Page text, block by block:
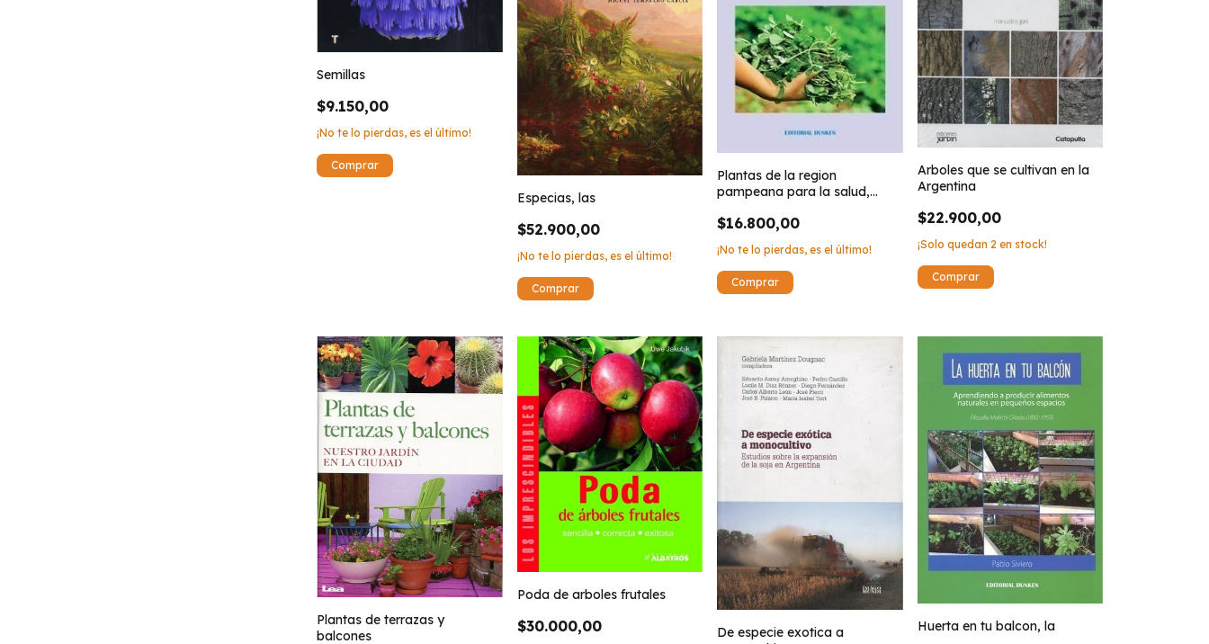
Semillas
$9.150,00
¡No te lo pierdas, es el último!
Especias, las
$52.900,00
¡No te lo pierdas, es el último!
Plantas de la region
pampeana para la salud,
$16.800,00
¡No te lo pierdas, es el último!
Arboles que se cultivan en la
Argentina
$22.900,00
¡Solo quedan 2 en stock!
Plantas de terrazas y
balcones
Poda de arboles frutales
$30.000,00
De especie exotica a
Huerta en tu balcon, la